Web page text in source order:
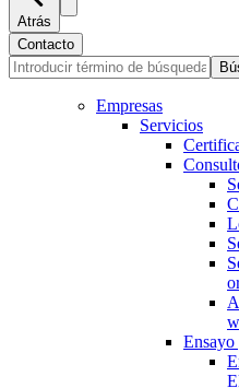
Atrás
Contacto
Empresas
Servicios